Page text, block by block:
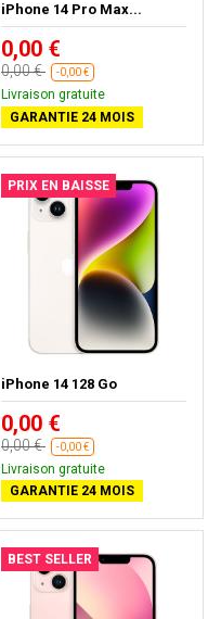
iPhone 14 Pro Max...
0,00 €
0,00 € -0,00 €
Livraison gratuite
GARANTIE 24 MOIS
PRIX EN BAISSE
iPhone 14 128 Go
0,00 €
0,00 € -0,00 €
Livraison gratuite
GARANTIE 24 MOIS
BEST SELLER